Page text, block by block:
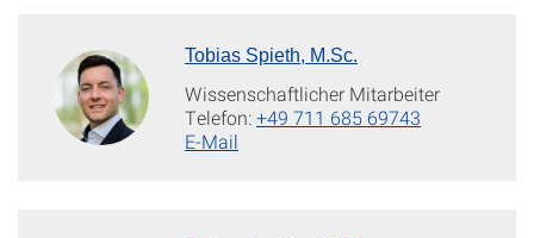
Tobias Spieth, M.Sc.
Wissenschaftlicher Mitarbeiter
Telefon:+49 711 685 69743
E-Mail